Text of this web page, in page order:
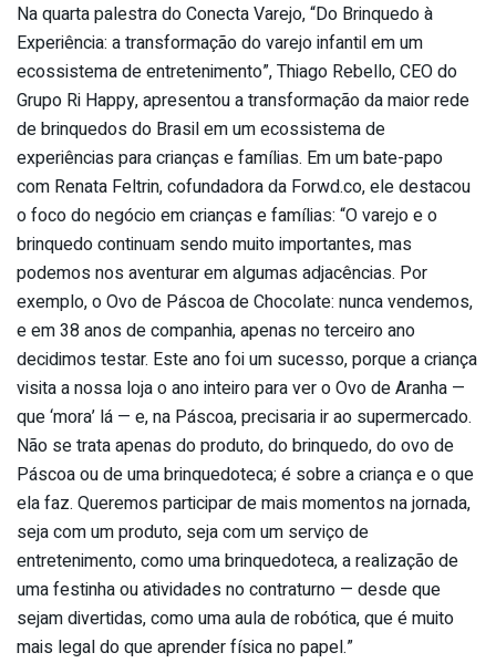
Na quarta palestra do Conecta Varejo, “Do Brinquedo à
Experiência: a transformação do varejo infantil em um
ecossistema de entretenimento”, Thiago Rebello, CEO do
Grupo Ri Happy, apresentou a transformação da maior rede
de brinquedos do Brasil em um ecossistema de
experiências para crianças e famílias. Em um bate-papo
com Renata Feltrin, cofundadora da Forwd.co, ele destacou
o foco do negócio em crianças e famílias: “O varejo e o
brinquedo continuam sendo muito importantes, mas
podemos nos aventurar em algumas adjacências. Por
exemplo, o Ovo de Páscoa de Chocolate: nunca vendemos,
e em 38 anos de companhia, apenas no terceiro ano
decidimos testar. Este ano foi um sucesso, porque a criança
visita a nossa loja o ano inteiro para ver o Ovo de Aranha —
que ‘mora’ lá — e, na Páscoa, precisaria ir ao supermercado.
Não se trata apenas do produto, do brinquedo, do ovo de
Páscoa ou de uma brinquedoteca; é sobre a criança e o que
ela faz. Queremos participar de mais momentos na jornada,
seja com um produto, seja com um serviço de
entretenimento, como uma brinquedoteca, a realização de
uma festinha ou atividades no contraturno — desde que
sejam divertidas, como uma aula de robótica, que é muito
mais legal do que aprender física no papel.”